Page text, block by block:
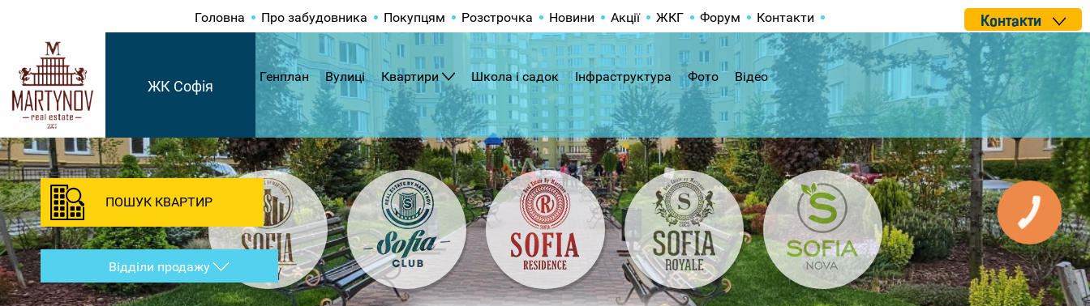
Головна Про забудовника Покупцям Розстрочка Новини Акції ЖКГ Форум Контакти Контакти
ЖК Софія
Генплан Вулиці Квартири Школа і садок Інфраструктура Фото Відео
ПОШУК КВАРТИР
Відділи продажу